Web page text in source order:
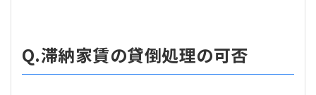
NEWS・TOPIC・特報
【連載】事例に学ぶ立入検査で想定される指摘事項
登録案内
Q.滞納家賃の貸倒処理の可否